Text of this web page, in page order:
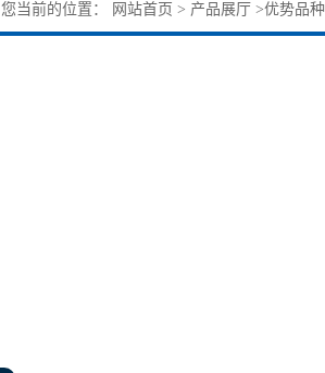
您当前的位置： 网站首页 > 产品展厅 >优势品种